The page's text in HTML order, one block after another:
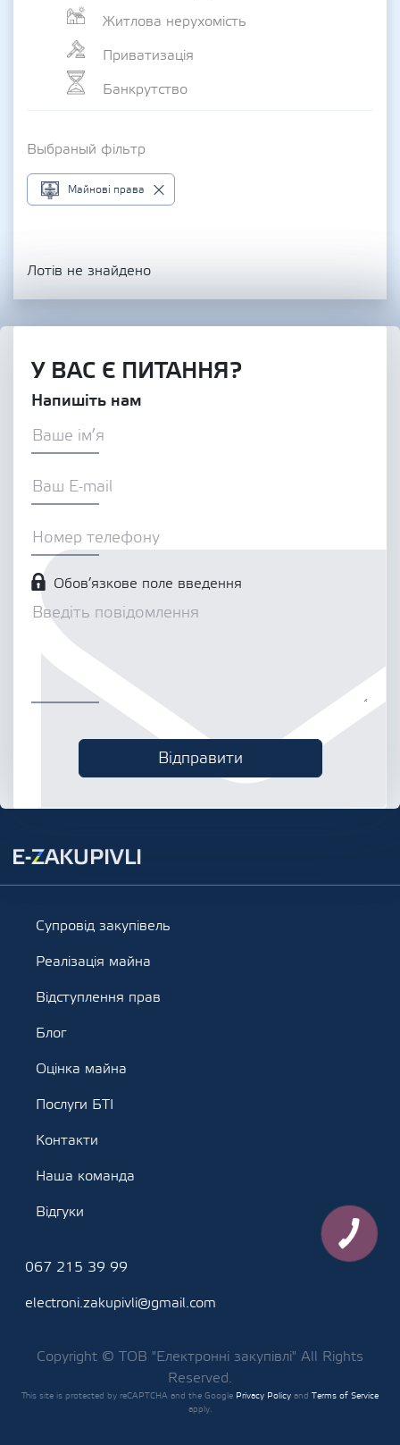
Житлова нерухомість
Приватизація
Банкрутство
Выбраный фільтр
Майнові права
Лотів не знайдено
У ВАС Є ПИТАННЯ?
Напишіть нам
Обов’язкове поле введення
Супровід закупівель
Реалізація майна
Відступлення прав
Блог
Оцінка майна
Послуги БТІ
Контакти
Наша команда
Відгуки
067 215 39 99
electroni.zakupivli@gmail.com
Copyright © ТОВ "Електронні закупівлі" All Rights
Reserved.
This site is protected by reCAPTCHA and the Google Privacy Policy and Terms of Service
apply.